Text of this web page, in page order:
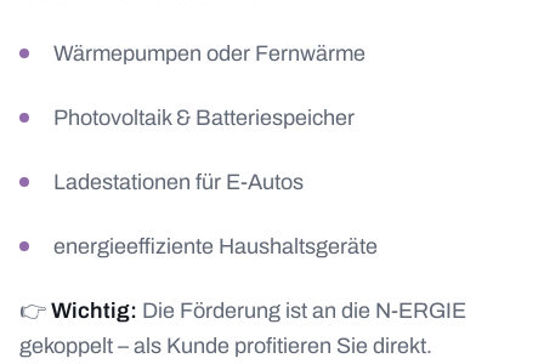
Wärmepumpen oder Fernwärme
Photovoltaik & Batteriespeicher
Ladestationen für E-Autos
energieeffiziente Haushaltsgeräte
👉 Wichtig: Die Förderung ist an die N-ERGIE
gekoppelt – als Kunde profitieren Sie direkt.